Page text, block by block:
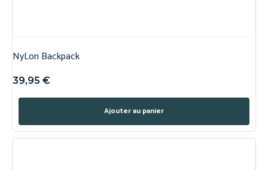
NyLon Backpack
39,95 €
Ajouter au panier